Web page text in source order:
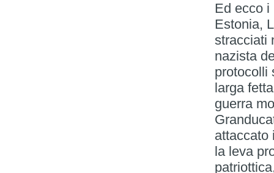
Ed ecco i
Estonia,
stracciati
nazista
protocolli
larga
guerra
attaccato
la leva